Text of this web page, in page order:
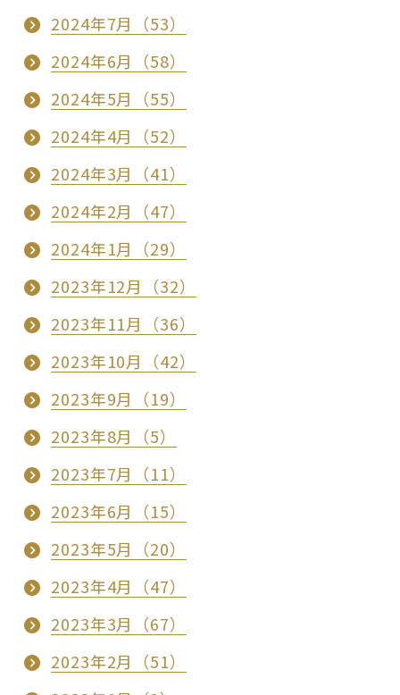
2024年7月（53）
2024年6月（58）
2024年5月（55）
2024年4月（52）
2024年3月（41）
2024年2月（47）
2024年1月（29）
2023年12月（32）
2023年11月（36）
2023年10月（42）
2023年9月（19）
2023年8月（5）
2023年7月（11）
2023年6月（15）
2023年5月（20）
2023年4月（47）
2023年3月（67）
2023年2月（51）